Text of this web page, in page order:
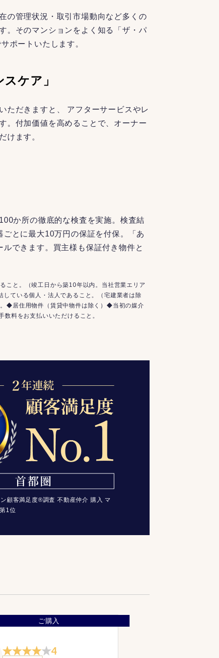
の管理状況・取引市場動向など多くの
。そのマンションをよく知る「ザ・パ
ポートいたします。
ケア」
ただきますと、 アフターサービスやレ
。付加価値を高めることで、オーナー
けます。
か所の徹底的な検査を実施。検査結
とに最大10万円の保証を付保。「あ
できます。買主様も保証付き物件と
こと。（竣工日から築10年以内。当社営業エリア
ている個人・法人であること。（宅建業者は除
◆居住用物件（賃貸中物件は除く）◆当初の媒介
料をお支払いいただけること。
顧客満足度®調査 不動産仲介 購入 マ
1位
ご購入
4